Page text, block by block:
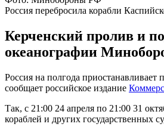
Россия перебросила корабли
Керченский пролив и
океанографии
Россия на полгода
сообщает российское издание
Так, с 21:00 24 апреля по 21:00 31
кораблей и других государственных